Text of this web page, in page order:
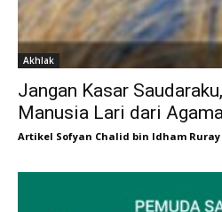
Akhlak
Jangan Kasar
Manusia Lari dari
Artikel Sofyan Chalid bin Idham Ruray